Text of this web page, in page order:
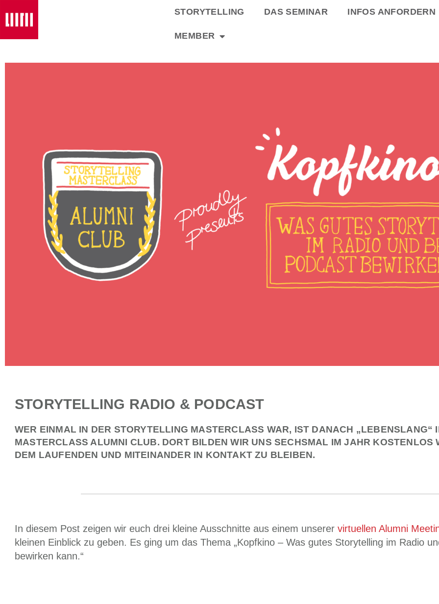
STORYTELLING DAS SEMINAR INFOS ANFORDERN
MEMBER
STORYTELLING RADIO & PODCAST
WER EINMAL IN DER STORYTELLING MASTERCLASS WAR, IST DANACH „LEBENSLANG“
MASTERCLASS ALUMNI CLUB. DORT BILDEN WIR UNS SECHSMAL IM JAHR KOSTENLOS
DEM LAUFENDEN UND MITEINANDER IN KONTAKT ZU BLEIBEN.
In diesem Post zeigen wir euch drei kleine Ausschnitte aus einem unserer virtuellen Alumni
kleinen Einblick zu geben. Es ging um das Thema „Kopfkino – Was gutes Storytelling im Radio
bewirken kann.“